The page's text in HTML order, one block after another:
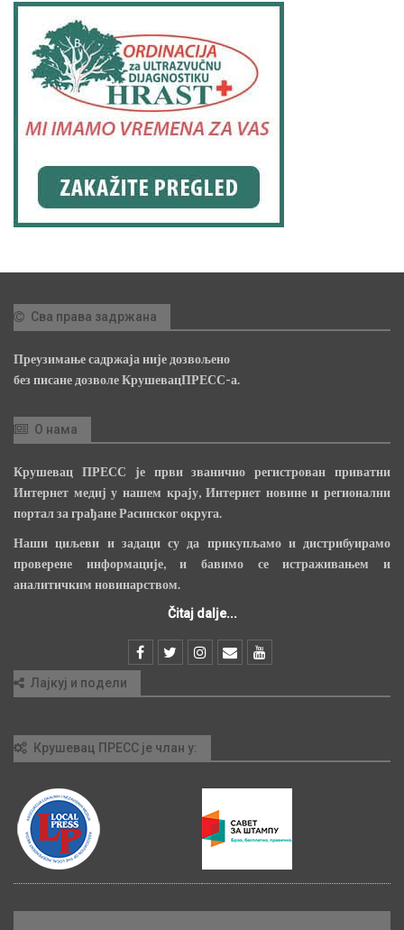
Сва права задржана
Преузимање садржаја није дозвољено
без писане дозволе КрушевацПРЕСС-а.
О нама
Крушевац ПРЕСС је први званично регистрован приватни
Интернет медиј у нашем крају, Интернет новине и регионални
портал за грађане Расинског округа.
Наши циљеви и задаци су да прикупљамо и дистрибуирамо
проверене информације, и бавимо се истраживањем и
аналитичким новинарством.
Čitaj dalje...
Лајкуј и подели
Крушевац ПРЕСС је члан у: